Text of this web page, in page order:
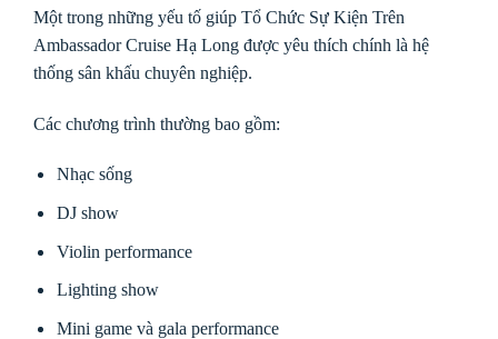
Một trong những yếu tố giúp Tổ Chức Sự Kiện Trên
Ambassador Cruise Hạ Long được yêu thích chính là hệ
thống sân khấu chuyên nghiệp.
Các chương trình thường bao gồm:
Nhạc sống
DJ show
Violin performance
Lighting show
Mini game và gala performance